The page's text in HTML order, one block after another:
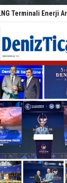
Terminali Enerji